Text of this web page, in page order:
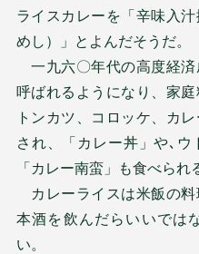
ライスカレーを「辛味入
めし）」とよんだそうだ。
一九六〇年代の高度経済
呼ばれるようになり、家
トンカツ、コロッケ、カ
され、「カレー丼」や､
「カレー南蛮」も食べられ
カレーライスは米飯の料
本酒を飲んだらいいでは
い。